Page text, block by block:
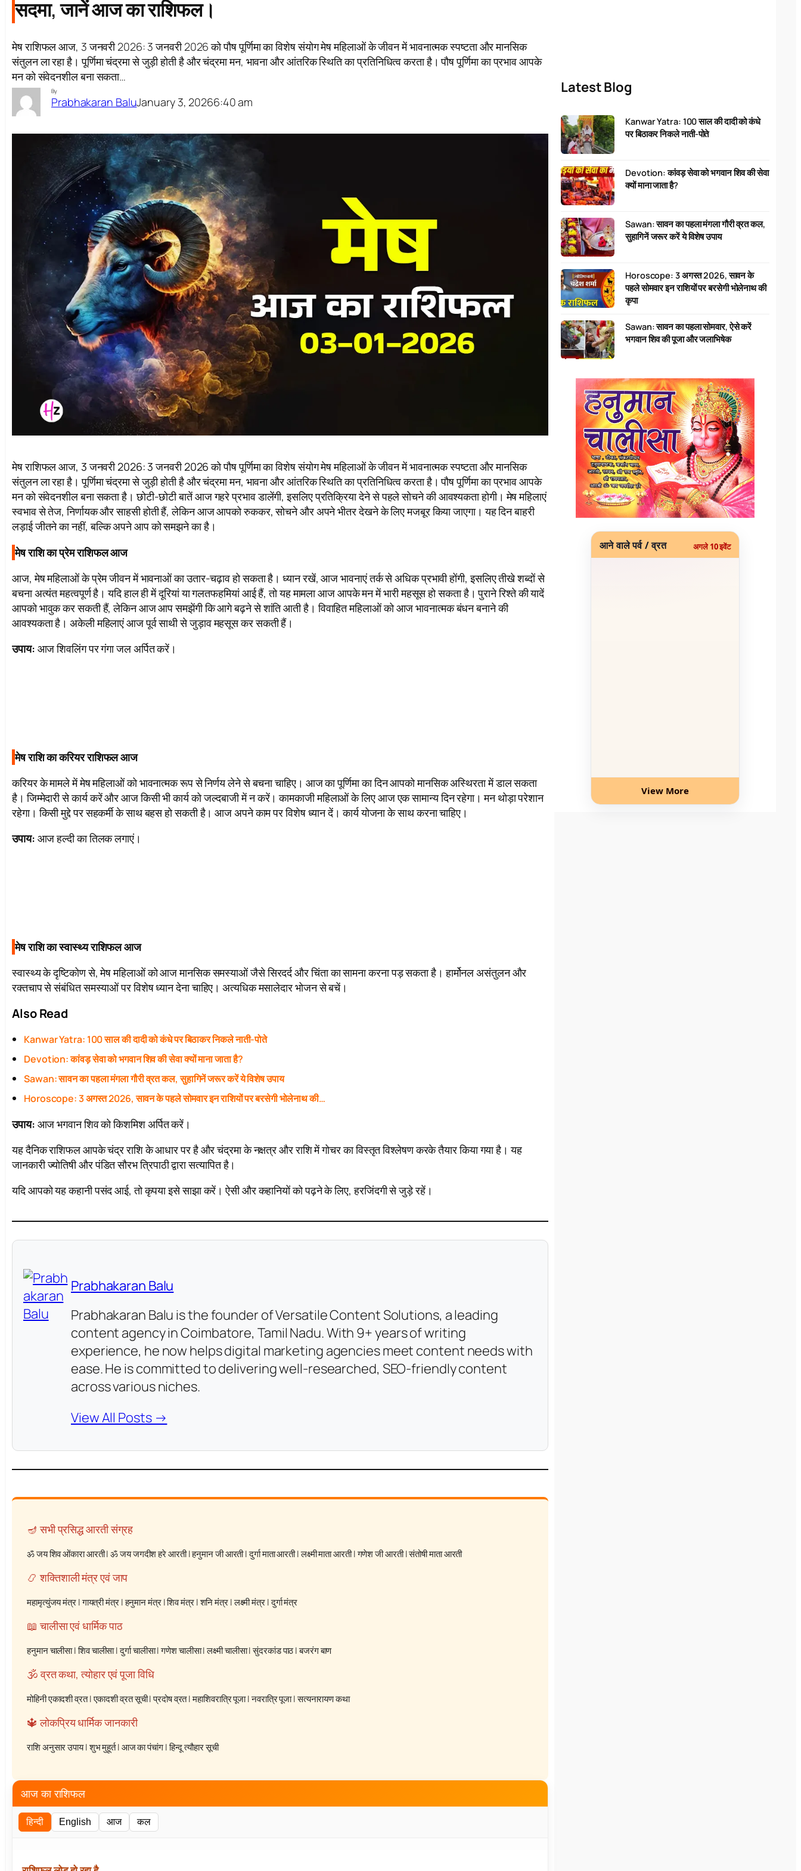
सदमा, जानें आज का राशिफल।
मेष राशिफल आज, 3 जनवरी 2026: 3 जनवरी 2026 को पौष पूर्णिमा का विशेष संयोग मेष महिलाओं के जीवन में भावनात्मक स्पष्टता और मानसिक
संतुलन ला रहा है। पूर्णिमा चंद्रमा से जुड़ी होती है और चंद्रमा मन, भावना और आंतरिक स्थिति का प्रतिनिधित्व करता है। पौष पूर्णिमा का प्रभाव आपके
मन को संवेदनशील बना सकता…
By
Prabhakaran BaluJanuary 3, 20266:40 am
मेष राशिफल आज, 3 जनवरी 2026: 3 जनवरी 2026 को पौष पूर्णिमा का विशेष संयोग मेष महिलाओं के जीवन में भावनात्मक स्पष्टता और मानसिक
संतुलन ला रहा है। पूर्णिमा चंद्रमा से जुड़ी होती है और चंद्रमा मन, भावना और आंतरिक स्थिति का प्रतिनिधित्व करता है। पौष पूर्णिमा का प्रभाव आपके
मन को संवेदनशील बना सकता है। छोटी-छोटी बातें आज गहरे प्रभाव डालेंगी, इसलिए प्रतिक्रिया देने से पहले सोचने की आवश्यकता होगी। मेष महिलाएं
स्वभाव से तेज, निर्णायक और साहसी होती हैं, लेकिन आज आपको रुककर, सोचने और अपने भीतर देखने के लिए मजबूर किया जाएगा। यह दिन बाहरी
लड़ाई जीतने का नहीं, बल्कि अपने आप को समझने का है।
मेष राशि का प्रेम राशिफल आज
आज, मेष महिलाओं के प्रेम जीवन में भावनाओं का उतार-चढ़ाव हो सकता है। ध्यान रखें, आज भावनाएं तर्क से अधिक प्रभावी होंगी, इसलिए तीखे शब्दों से
बचना अत्यंत महत्वपूर्ण है। यदि हाल ही में दूरियां या गलतफहमियां आई हैं, तो यह मामला आज आपके मन में भारी महसूस हो सकता है। पुराने रिश्ते की यादें
आपको भावुक कर सकती हैं, लेकिन आज आप समझेंगी कि आगे बढ़ने से शांति आती है। विवाहित महिलाओं को आज भावनात्मक बंधन बनाने की
आवश्यकता है। अकेली महिलाएं आज पूर्व साथी से जुड़ाव महसूस कर सकती हैं।
उपाय: आज शिवलिंग पर गंगा जल अर्पित करें।
मेष राशि का करियर राशिफल आज
करियर के मामले में मेष महिलाओं को भावनात्मक रूप से निर्णय लेने से बचना चाहिए। आज का पूर्णिमा का दिन आपको मानसिक अस्थिरता में डाल सकता
है। जिम्मेदारी से कार्य करें और आज किसी भी कार्य को जल्दबाजी में न करें। कामकाजी महिलाओं के लिए आज एक सामान्य दिन रहेगा। मन थोड़ा परेशान
रहेगा। किसी मुद्दे पर सहकर्मी के साथ बहस हो सकती है। आज अपने काम पर विशेष ध्यान दें। कार्य योजना के साथ करना चाहिए।
उपाय: आज हल्दी का तिलक लगाएं।
मेष राशि का स्वास्थ्य राशिफल आज
स्वास्थ्य के दृष्टिकोण से, मेष महिलाओं को आज मानसिक समस्याओं जैसे सिरदर्द और चिंता का सामना करना पड़ सकता है। हार्मोनल असंतुलन और
रक्तचाप से संबंधित समस्याओं पर विशेष ध्यान देना चाहिए। अत्यधिक मसालेदार भोजन से बचें।
Also Read
Kanwar Yatra: 100 साल की दादी को कंधे पर बिठाकर निकले नाती-पोते
Devotion: कांवड़ सेवा को भगवान शिव की सेवा क्यों माना जाता है?
Sawan: सावन का पहला मंगला गौरी व्रत कल, सुहागिनें जरूर करें ये विशेष उपाय
Horoscope: 3 अगस्त 2026, सावन के पहले सोमवार इन राशियों पर बरसेगी भोलेनाथ की…
उपाय: आज भगवान शिव को किशमिश अर्पित करें।
यह दैनिक राशिफल आपके चंद्र राशि के आधार पर है और चंद्रमा के नक्षत्र और राशि में गोचर का विस्तृत विश्लेषण करके तैयार किया गया है। यह
जानकारी ज्योतिषी और पंडित सौरभ त्रिपाठी द्वारा सत्यापित है।
यदि आपको यह कहानी पसंद आई, तो कृपया इसे साझा करें। ऐसी और कहानियों को पढ़ने के लिए, हरजिंदगी से जुड़े रहें।
Prabhakaran Balu
Prabhakaran Balu is the founder of Versatile Content Solutions, a leading
content agency in Coimbatore, Tamil Nadu. With 9+ years of writing
experience, he now helps digital marketing agencies meet content needs with
ease. He is committed to delivering well-researched, SEO-friendly content
across various niches.
View All Posts →
🪔 सभी प्रसिद्ध आरती संग्रह
ॐ जय शिव ओंकारा आरती|ॐ जय जगदीश हरे आरती|हनुमान जी आरती|दुर्गा माता आरती|लक्ष्मी माता आरती|गणेश जी आरती|संतोषी माता आरती
📿 शक्तिशाली मंत्र एवं जाप
महामृत्युंजय मंत्र|गायत्री मंत्र|हनुमान मंत्र|शिव मंत्र|शनि मंत्र|लक्ष्मी मंत्र|दुर्गा मंत्र
📖 चालीसा एवं धार्मिक पाठ
हनुमान चालीसा|शिव चालीसा|दुर्गा चालीसा|गणेश चालीसा|लक्ष्मी चालीसा|सुंदरकांड पाठ|बजरंग बाण
🕉️ व्रत कथा, त्योहार एवं पूजा विधि
मोहिनी एकादशी व्रत|एकादशी व्रत सूची|प्रदोष व्रत|महाशिवरात्रि पूजा|नवरात्रि पूजा|सत्यनारायण कथा
🔱 लोकप्रिय धार्मिक जानकारी
राशि अनुसार उपाय|शुभ मुहूर्त|आज का पंचांग|हिन्दू त्यौहार सूची
आज का राशिफल
हिन्दी English आज कल
Latest Blog
Kanwar Yatra: 100 साल की दादी को कंधे
पर बिठाकर निकले नाती-पोते
Devotion: कांवड़ सेवा को भगवान शिव की सेवा
क्यों माना जाता है?
Sawan: सावन का पहला मंगला गौरी व्रत कल,
सुहागिनें जरूर करें ये विशेष उपाय
Horoscope: 3 अगस्त 2026, सावन के
पहले सोमवार इन राशियों पर बरसेगी भोलेनाथ की
कृपा
Sawan: सावन का पहला सोमवार, ऐसे करें
भगवान शिव की पूजा और जलाभिषेक
आने वाले पर्व / व्रत अगले 10 इवेंट
View More